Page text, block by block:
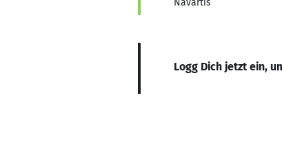
Navartis
Logg Dich jetzt ein,